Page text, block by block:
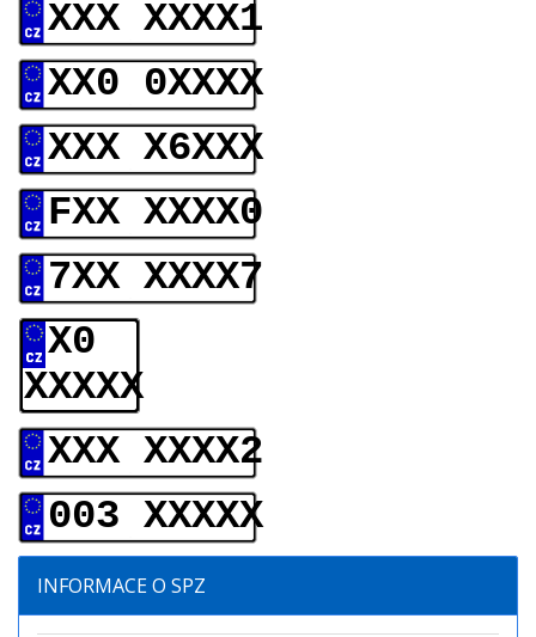
XXX XXXX1
XX0 0XXXX
XXX X6XXX
FXX XXXX0
7XX XXXX7
X0
XXXXX
XXX XXXX2
003 XXXXX
INFORMACE O SPZ